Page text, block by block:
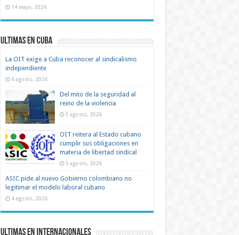
14 mayo, 2026
Ultimas en Cuba
La OIT exige a Cuba reconocer al sindicalismo
independiente
6 agosto, 2026
Del mito de la seguridad al
reino de la violencia
5 agosto, 2026
OIT reitera al Estado cubano
cumplir sus obligaciones en
materia de libertad sindical
5 agosto, 2026
ASIC pide al nuevo Gobierno colombiano no
legitimar el modelo laboral cubano
4 agosto, 2026
Ultimas en Internacionales